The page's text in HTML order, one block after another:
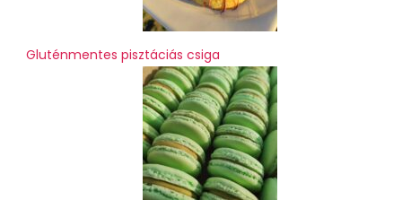
Gluténmentes pisztáciás csiga